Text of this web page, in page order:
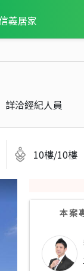
信義居家
詳洽經紀人員
10樓/10樓
本案